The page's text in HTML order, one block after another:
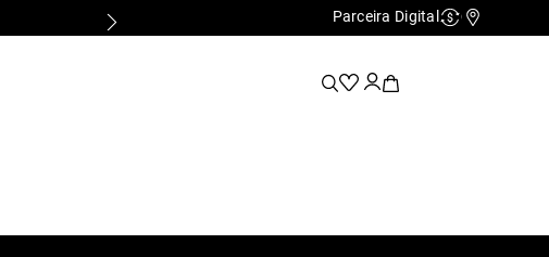
Parceira Digital Cashback